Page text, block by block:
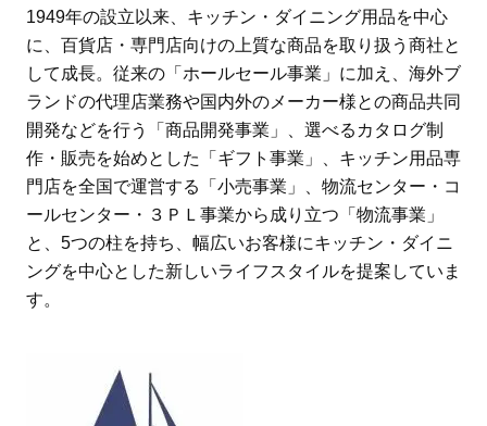
1949年の設立以来、キッチン・ダイニング用品を中心
に、百貨店・専門店向けの上質な商品を取り扱う商社と
して成長。従来の「ホールセール事業」に加え、海外ブ
ランドの代理店業務や国内外のメーカー様との商品共同
開発などを行う「商品開発事業」、選べるカタログ制
作・販売を始めとした「ギフト事業」、キッチン用品専
門店を全国で運営する「小売事業」、物流センター・コ
ールセンター・３ＰＬ事業から成り立つ「物流事業」
と、5つの柱を持ち、幅広いお客様にキッチン・ダイニ
ングを中心とした新しいライフスタイルを提案していま
す。